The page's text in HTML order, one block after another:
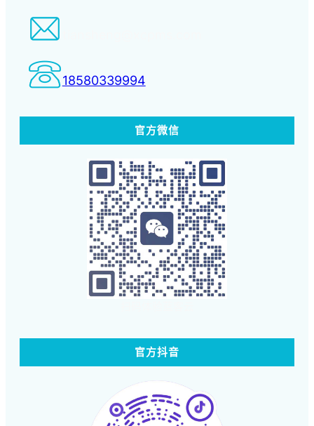
18580339994
官方微信
官方抖音